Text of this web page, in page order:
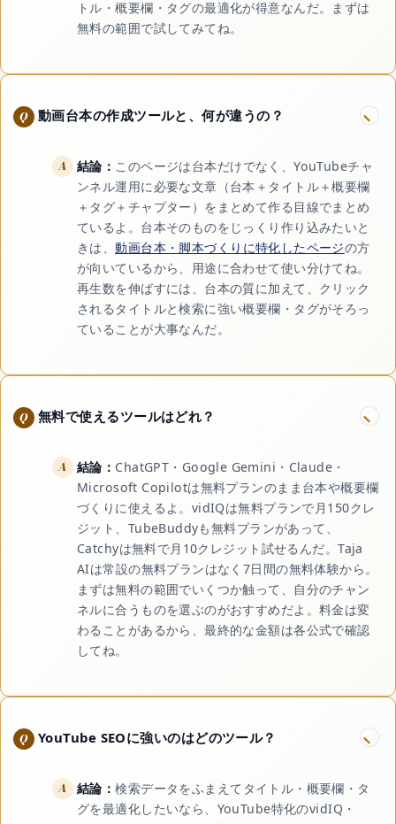
トル・概要欄・タグの最適化が得意なんだ。まずは
無料の範囲で試してみてね。
動画台本の作成ツールと、何が違うの？
結論： このページは台本だけでなく、YouTubeチャ
ンネル運用に必要な文章（台本＋タイトル＋概要欄
＋タグ＋チャプター）をまとめて作る目線でまとめ
ているよ。台本そのものをじっくり作り込みたいと
きは、動画台本・脚本づくりに特化したページの方
が向いているから、用途に合わせて使い分けてね。
再生数を伸ばすには、台本の質に加えて、クリック
されるタイトルと検索に強い概要欄・タグがそろっ
ていることが大事なんだ。
無料で使えるツールはどれ？
結論： ChatGPT・Google Gemini・Claude・
Microsoft Copilotは無料プランのまま台本や概要欄
づくりに使えるよ。vidIQは無料プランで月150クレ
ジット、TubeBuddyも無料プランがあって、
Catchyは無料で月10クレジット試せるんだ。Taja
AIは常設の無料プランはなく7日間の無料体験から。
まずは無料の範囲でいくつか触って、自分のチャン
ネルに合うものを選ぶのがおすすめだよ。料金は変
わることがあるから、最終的な金額は各公式で確認
してね。
YouTube SEOに強いのはどのツール？
結論：検索データをふまえてタイトル・概要欄・タ
グを最適化したいなら、YouTube特化のvidIQ・